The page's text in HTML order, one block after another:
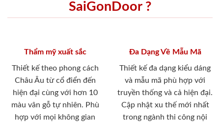
SaiGonDoor ?
Thẩm mỹ xuất sắc
Thiết kế theo phong cách
Châu Âu từ cổ điển đến
hiện đại cùng với hơn 10
màu vân gỗ tự nhiên. Phù
hợp với mọi không gian
Đa Dạng Về Mẫu Mã
Thiết kế đa dạng kiểu dáng
và mẫu mã phù hợp với
truyền thống và cả hiện đại.
Cập nhật xu thế mới nhất
trong ngành thi công nội